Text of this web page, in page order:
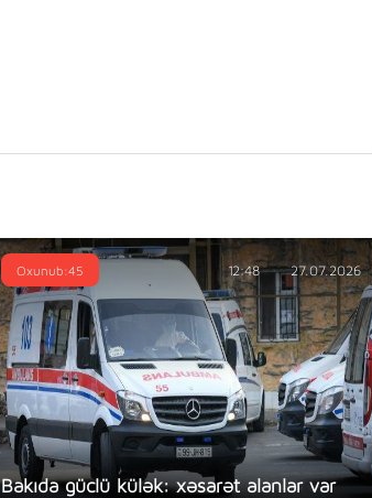
Bakıda güclü külək: xəsarət alanlar var
Oxunub:45 12:48 27.07.2026